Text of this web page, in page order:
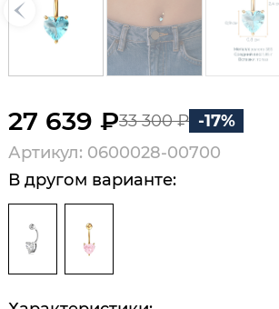
27 639 ₽33 300 ₽ -17%
Артикул: 0600028-00700
В другом варианте: